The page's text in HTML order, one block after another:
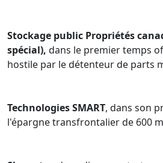
Stockage public Propriétés
spécial), dans le premier temps
hostile par le détenteur de parts
Technologies SMART, dans son
l'épargne transfrontalier de 600